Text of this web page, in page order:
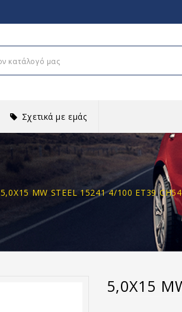
Σχετικά με εμάς
5,0X15 MW STEEL 15241 4/100 ET39
5,0X15